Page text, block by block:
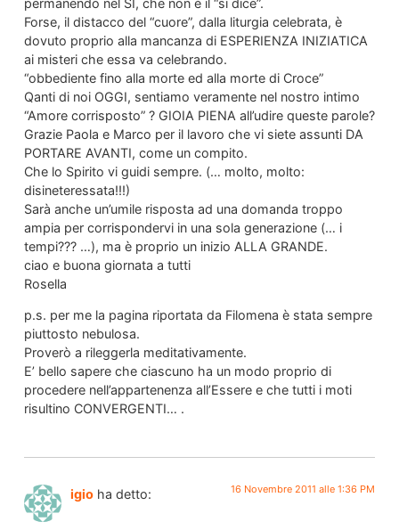
Forse, il distacco del “cuore”, dalla liturgia celebrata, è
dovuto proprio alla mancanza di ESPERIENZA INIZIATICA
ai misteri che essa va celebrando.
“obbediente fino alla morte ed alla morte di Croce”
Qanti di noi OGGI, sentiamo veramente nel nostro intimo
“Amore corrisposto” ? GIOIA PIENA all’udire queste parole?
Grazie Paola e Marco per il lavoro che vi siete assunti DA
PORTARE AVANTI, come un compito.
Che lo Spirito vi guidi sempre. (… molto, molto:
disineteressata!!!)
Sarà anche un’umile risposta ad una domanda troppo
ampia per corrispondervi in una sola generazione (… i
tempi??? …), ma è proprio un inizio ALLA GRANDE.
ciao e buona giornata a tutti
Rosella
p.s. per me la pagina riportata da Filomena è stata sempre
piuttosto nebulosa.
Proverò a rileggerla meditativamente.
E’ bello sapere che ciascuno ha un modo proprio di
procedere nell’appartenenza all’Essere e che tutti i moti
risultino CONVERGENTI… .
igio ha detto: 16 Novembre 2011 alle 1:36 PM